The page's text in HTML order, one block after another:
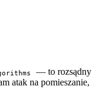
— to rozsądny
atak na pomieszanie,